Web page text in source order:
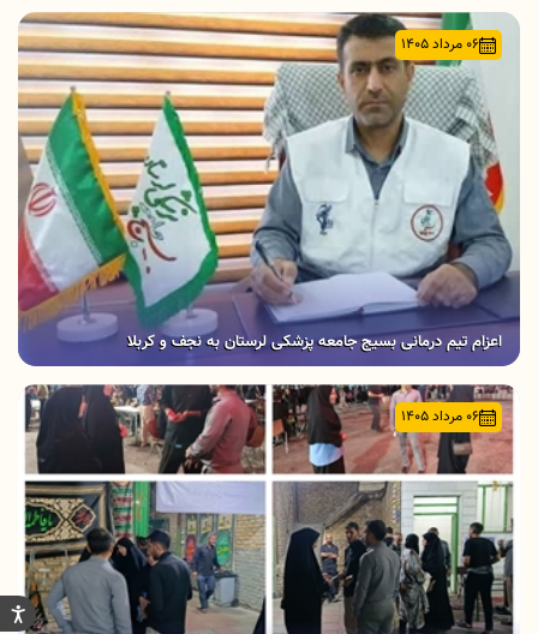
06 مرداد 1405
اعزام تیم‌ درمانی بسیج جامعه‌ پزشکی لرستان به نجف و کربلا
06 مرداد 1405